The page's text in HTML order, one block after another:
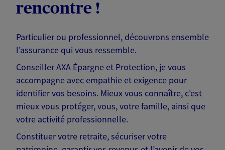
rencontre !
Particulier ou professionnel, découvrons ensemble
l’assurance qui vous ressemble.
Conseiller AXA Épargne et Protection, je vous
accompagne avec empathie et exigence pour
identifier vos besoins. Mieux vous connaître, c'est
mieux vous protéger, vous, votre famille, ainsi que
votre activité professionnelle.
Constituer votre retraite, sécuriser votre